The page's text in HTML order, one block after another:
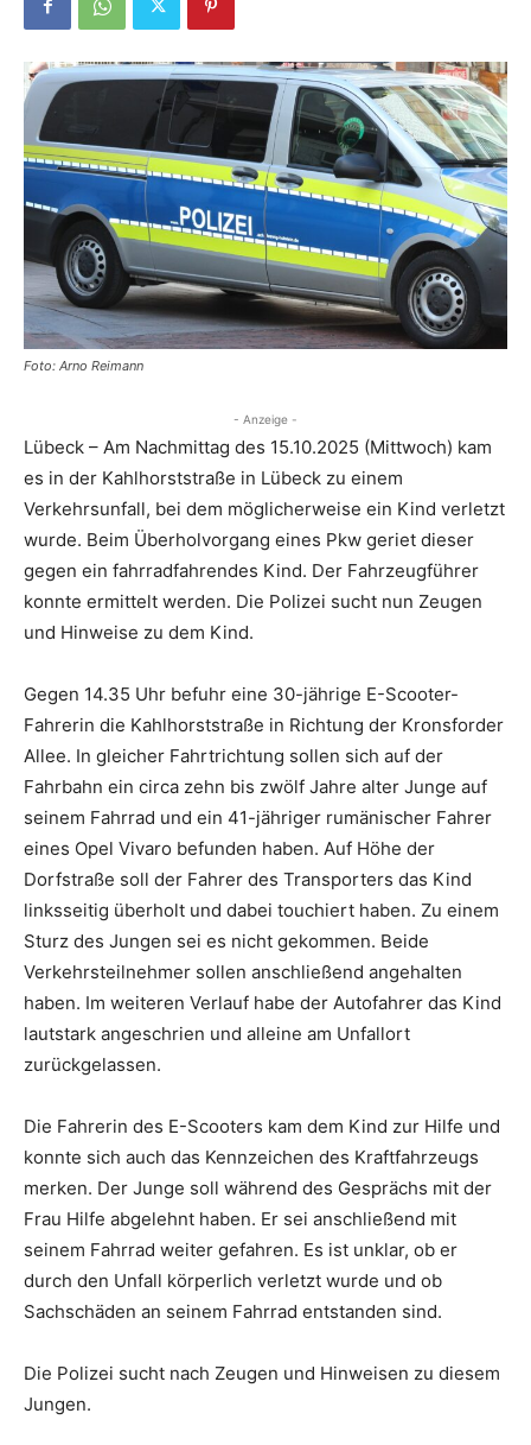
Foto: Arno Reimann
- Anzeige -
Lübeck – Am Nachmittag des 15.10.2025 (Mittwoch) kam
es in der Kahlhorststraße in Lübeck zu einem
Verkehrsunfall, bei dem möglicherweise ein Kind verletzt
wurde. Beim Überholvorgang eines Pkw geriet dieser
gegen ein fahrradfahrendes Kind. Der Fahrzeugführer
konnte ermittelt werden. Die Polizei sucht nun Zeugen
und Hinweise zu dem Kind.
Gegen 14.35 Uhr befuhr eine 30-jährige E-Scooter-
Fahrerin die Kahlhorststraße in Richtung der Kronsforder
Allee. In gleicher Fahrtrichtung sollen sich auf der
Fahrbahn ein circa zehn bis zwölf Jahre alter Junge auf
seinem Fahrrad und ein 41-jähriger rumänischer Fahrer
eines Opel Vivaro befunden haben. Auf Höhe der
Dorfstraße soll der Fahrer des Transporters das Kind
linksseitig überholt und dabei touchiert haben. Zu einem
Sturz des Jungen sei es nicht gekommen. Beide
Verkehrsteilnehmer sollen anschließend angehalten
haben. Im weiteren Verlauf habe der Autofahrer das Kind
lautstark angeschrien und alleine am Unfallort
zurückgelassen.
Die Fahrerin des E-Scooters kam dem Kind zur Hilfe und
konnte sich auch das Kennzeichen des Kraftfahrzeugs
merken. Der Junge soll während des Gesprächs mit der
Frau Hilfe abgelehnt haben. Er sei anschließend mit
seinem Fahrrad weiter gefahren. Es ist unklar, ob er
durch den Unfall körperlich verletzt wurde und ob
Sachschäden an seinem Fahrrad entstanden sind.
Die Polizei sucht nach Zeugen und Hinweisen zu diesem
Jungen.